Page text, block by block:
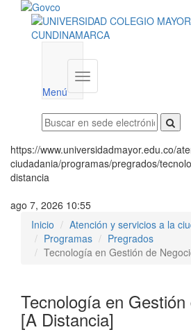
Menú
Menú
institucional
https://www.universidadmayor.edu.co/
ciudadania/programas/pregrados/
distancia
ago 7, 2026 10:55
Inicio
Atención y servicios a la
Programas
Pregrados
Tecnología en Gestión de
Tecnología en
[A Distancia]